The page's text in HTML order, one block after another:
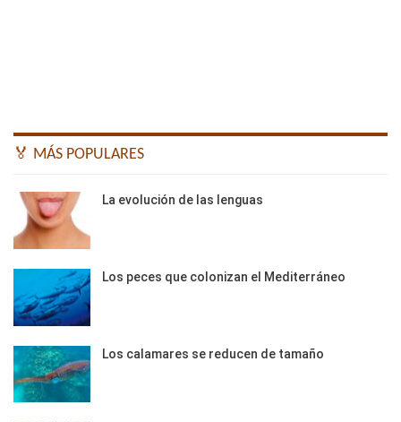
🏅 MÁS POPULARES
La evolución de las lenguas
Los peces que colonizan el Mediterráneo
Los calamares se reducen de tamaño